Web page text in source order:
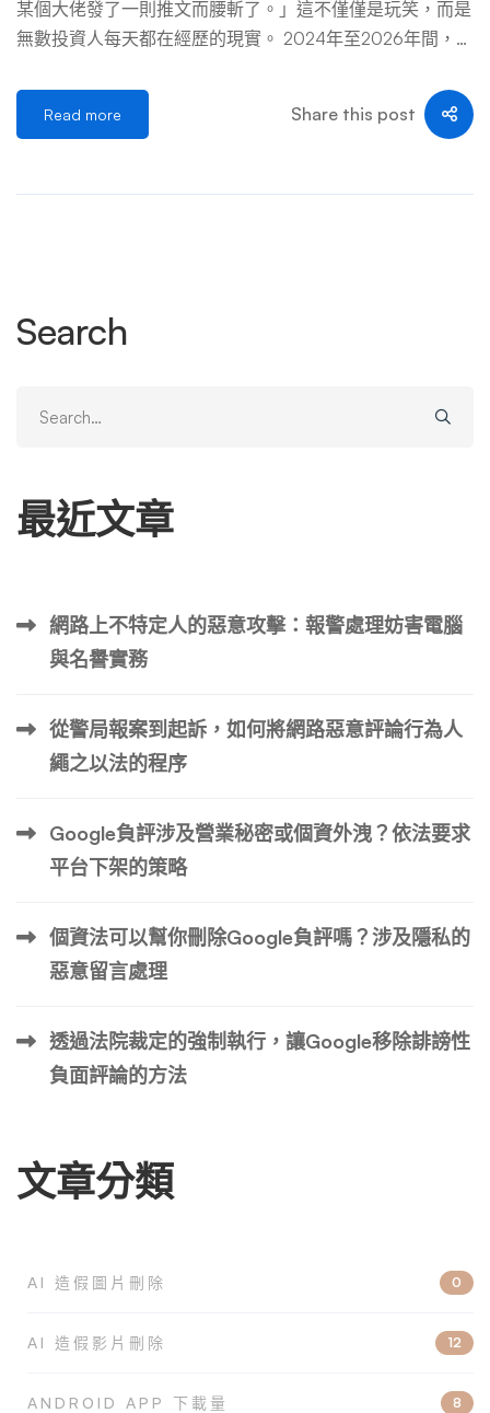
某個大佬發了一則推文而腰斬了。」這不僅僅是玩笑，而是
無數投資人每天都在經歷的現實。 2024年至2026年間，全
追猛打，到亞洲各國對場外交易（OTC）的嚴格查緝，再
到項目方自身智能合約漏洞的頻繁爆發，「負面消息」已然
刪除與聲譽救援方案」。請注意，這裡指的「刪除」並非狹
「第一頁」移除，重建市場信任。 以下，我們將拆解負面
要解決問題，必須先理解戰場的環境。傳統金融市場也有負
面消息，例如財報不佳或CEO醜聞，股價通常以緩跌或一
負面消息的分類學：哪些殺傷力最大？（含應對優先級對照
表） 並非所有負面消息都值得投入相同的資源去處理。一
司法部的起訴書，處理方式天差地別。根據我們對過去五年
超過 200 起幣圈公關危機的追蹤，負面消息可依「事實基
礎」與「傳播渠道」分為四個象限。 類別 典型範例 對幣價
限：權威媒體的鐵證報導 彭博社報導 SEC 正式起訴創辦
人；紐約時報揭露資安漏洞導致數億美金被盜。 ★★★★
稀釋。 必須正面回應，承認錯誤並提出賠償/修復方案。試
圖壓制此類新聞只會引發《史翠珊效應》，讓事情鬧得更
大。 第二象限：社群病毒式傳播的「真實截圖」 Dis […] …
Read more Share this post
Search
for:
最近文章
網路上不特定人的惡意攻擊：報警處理妨害電腦
與名譽實務
從警局報案到起訴，如何將網路惡意評論行為人
繩之以法的程序
Google負評涉及營業秘密或個資外洩？依法要求
平台下架的策略
個資法可以幫你刪除Google負評嗎？涉及隱私的
惡意留言處理
透過法院裁定的強制執行，讓Google移除誹謗性
負面評論的方法
文章分類
AI 造假圖片刪除 0
AI 造假影片刪除 12
ANDROID APP 下載量 8